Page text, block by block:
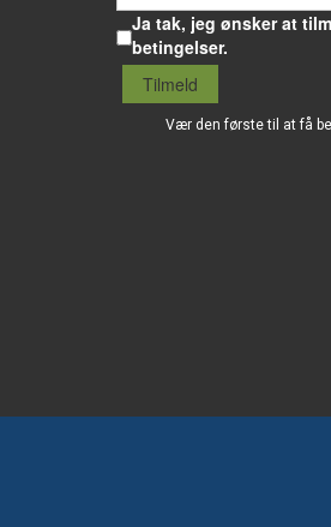
Ja tak, jeg ønsker at
betingelser.
Tilmeld
Vær den første til at få